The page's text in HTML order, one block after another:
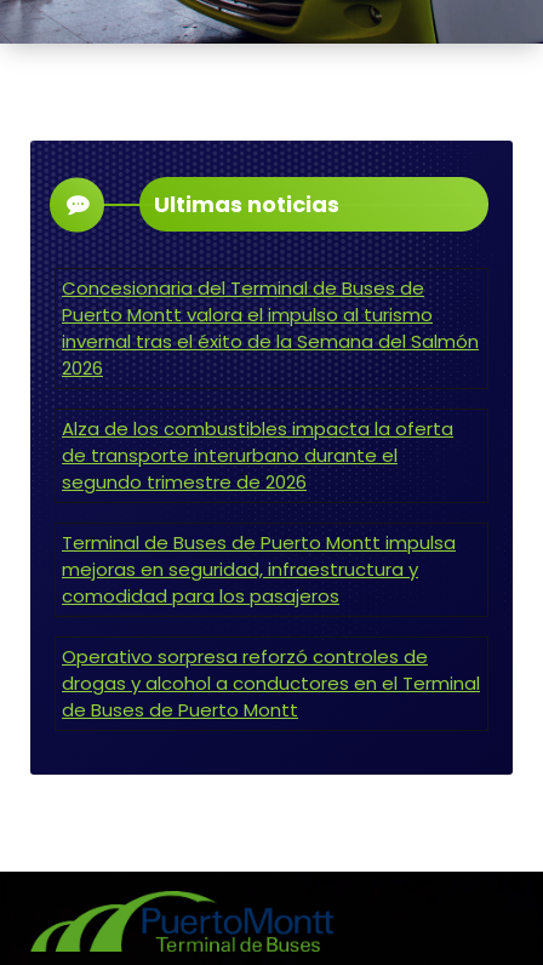
Ultimas noticias
Concesionaria del Terminal de Buses de
Puerto Montt valora el impulso al turismo
invernal tras el éxito de la Semana del Salmón
2026
Alza de los combustibles impacta la oferta
de transporte interurbano durante el
segundo trimestre de 2026
Terminal de Buses de Puerto Montt impulsa
mejoras en seguridad, infraestructura y
comodidad para los pasajeros
Operativo sorpresa reforzó controles de
drogas y alcohol a conductores en el Terminal
de Buses de Puerto Montt